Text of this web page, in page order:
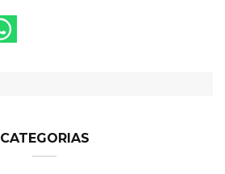
CATEGORIAS